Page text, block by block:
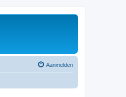
Aanmelden